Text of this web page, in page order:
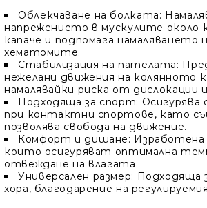
Облекчаване на болката:
напрежението в мускулите около
капаче и подпомага намаляването
хематомите.
Стабилизация на пателата:
нежелани движения на колянното
намалявайки риска от дислокации
Подходяща за спорт:
при контактни спортове, като
позволява свобода на движение.
Комфорт и дишане:
които осигуряват оптимална
отвеждане на влагата.
Универсален размер: Подходяща
хора, благодарение на